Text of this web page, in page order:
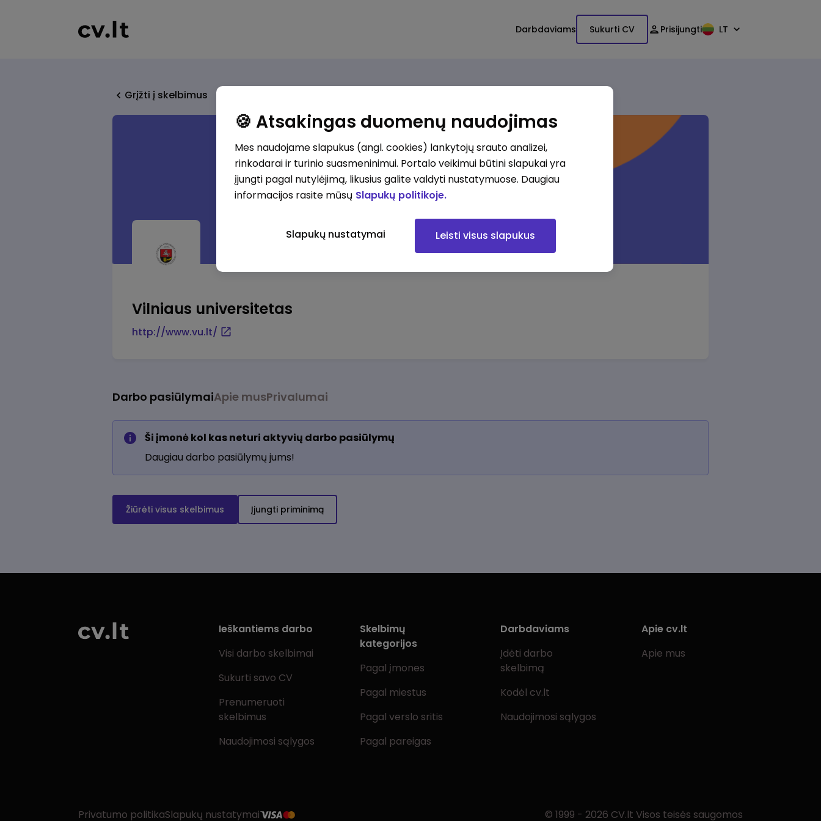
Darbdaviams Sukurti CV Prisijungti LT
Grįžti į skelbimus
Vilniaus universitetas
http://www.vu.lt/
Darbo pasiūlymaiApie musPrivalumai
Ši įmonė kol kas neturi aktyvių darbo pasiūlymų
Daugiau darbo pasiūlymų jums!
Žiūrėti visus skelbimus Įjungti priminimą
Ieškantiems darbo
Visi darbo skelbimai
Sukurti savo CV
Prenumeruoti
skelbimus
Naudojimosi sąlygos
Skelbimų
kategorijos
Pagal įmones
Pagal miestus
Pagal verslo sritis
Pagal pareigas
Darbdaviams
Įdėti darbo
skelbimą
Kodėl cv.lt
Naudojimosi sąlygos
Apie cv.lt
Apie mus
Privatumo politikaSlapukų nustatymai © 1999 - 2026 CV.lt Visos teisės saugomos
🍪 Atsakingas duomenų naudojimas
Mes naudojame slapukus (angl. cookies) lankytojų srauto analizei,
rinkodarai ir turinio suasmeninimui. Portalo veikimui būtini slapukai yra
įjungti pagal nutylėjimą, likusius galite valdyti nustatymuose. Daugiau
informacijos rasite mūsų Slapukų politikoje.
Slapukų nustatymai Leisti visus slapukus